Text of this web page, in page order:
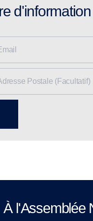
d'information
À l'Assemblée